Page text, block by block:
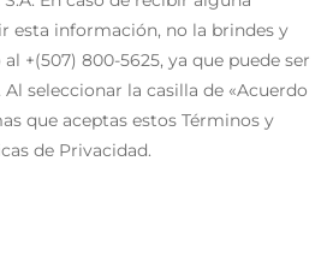
esta información, no la brindes y
+(507) 800-5625, ya que puede ser
seleccionar la casilla de «Acuerdo
que aceptas estos Términos y
de Privacidad.